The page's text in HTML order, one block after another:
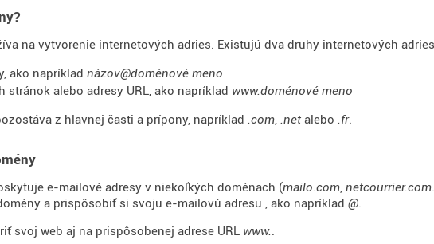
na vytvorenie internetových adries. Existujú dva druhy internetových
ako napríklad názov@doménové meno
stránok alebo adresy URL, ako napríklad www.doménové meno
z hlavnej časti a prípony, napríklad .com, .net alebo .fr.
e-mailové adresy v niekoľkých doménach (mailo.com, netcourrier.com
a prispôsobiť si svoju e-mailovú adresu , ako napríklad @.
svoj web aj na prispôsobenej adrese URL www..